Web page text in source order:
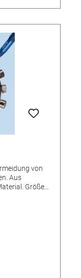
von
Aus
Größe